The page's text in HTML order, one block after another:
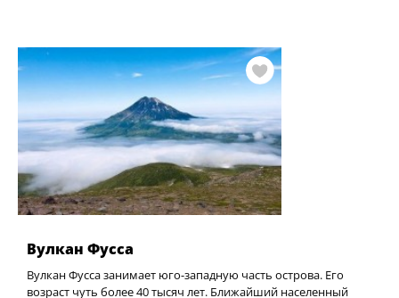
Вулкан Фусса
Вулкан Фусса занимает юго-западную часть острова. Его
возраст чуть более 40 тысяч лет. Ближайший населенный